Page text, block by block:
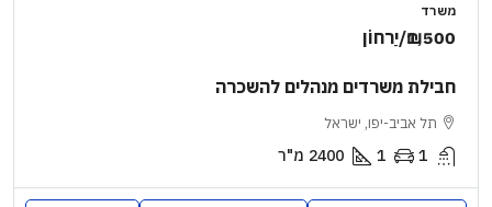
משרד
₪1,500/יַרחוֹן
חבילת משרדים מנהלים להשכרה
תל אביב-יפו, ישראל
1
1
2400 מ"ר